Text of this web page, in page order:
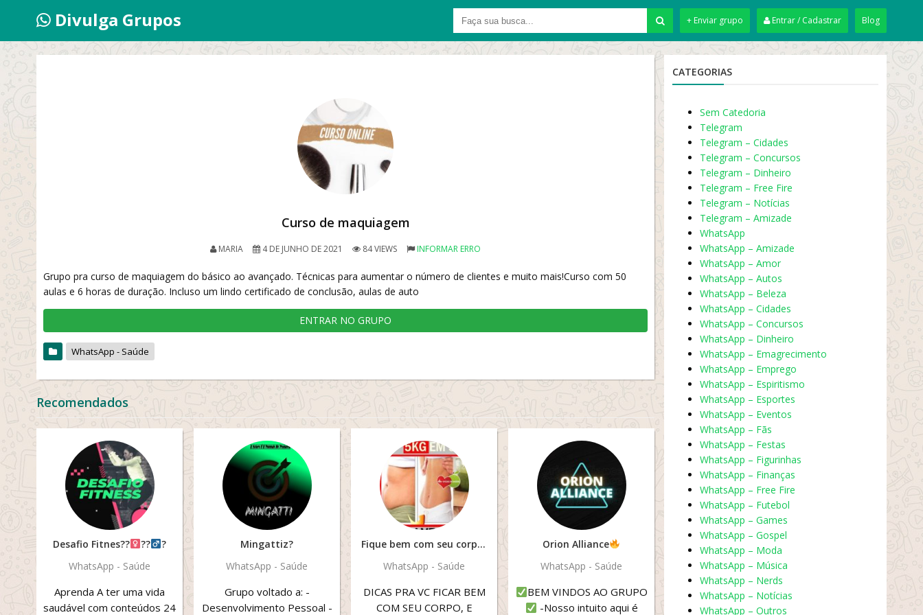
Divulga Grupos Blog
Entrar / Cadastrar
+ Enviar grupo
Curso de maquiagem
MARIA 4 DE JUNHO DE 2021 84 VIEWS INFORMAR ERRO
Grupo pra curso de maquiagem do básico ao avançado. Técnicas para aumentar o número de clientes e muito mais!Curso com 50
aulas e 6 horas de duração. Incluso um lindo certificado de conclusão, aulas de auto
ENTRAR NO GRUPO
WhatsApp - Saúde
Recomendados
Desafio Fitnes??‍ ??‍
?
WhatsApp - Saúde
Aprenda A ter uma vida
saudável com conteúdos 24
Mingattiz?
WhatsApp - Saúde
Grupo voltado a: -
Desenvolvimento Pessoal -
Fique bem com seu corpo?️
WhatsApp - Saúde
DICAS PRA VC FICAR BEM
COM SEU CORPO, E
Orion Alliance
WhatsApp - Saúde
BEM VINDOS AO GRUPO
-Nosso intuito aqui é
CATEGORIAS
Sem Catedoria
Telegram
Telegram – Cidades
Telegram – Concursos
Telegram – Dinheiro
Telegram – Free Fire
Telegram – Notícias
Telegram – Amizade
WhatsApp
WhatsApp – Amizade
WhatsApp – Amor
WhatsApp – Autos
WhatsApp – Beleza
WhatsApp – Cidades
WhatsApp – Concursos
WhatsApp – Dinheiro
WhatsApp – Emagrecimento
WhatsApp – Emprego
WhatsApp – Espiritismo
WhatsApp – Esportes
WhatsApp – Eventos
WhatsApp – Fãs
WhatsApp – Festas
WhatsApp – Figurinhas
WhatsApp – Finanças
WhatsApp – Free Fire
WhatsApp – Futebol
WhatsApp – Games
WhatsApp – Gospel
WhatsApp – Moda
WhatsApp – Música
WhatsApp – Nerds
WhatsApp – Notícias
WhatsApp – Outros